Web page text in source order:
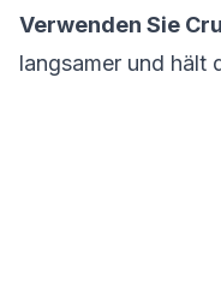
Verwenden Sie
langsamer und hält